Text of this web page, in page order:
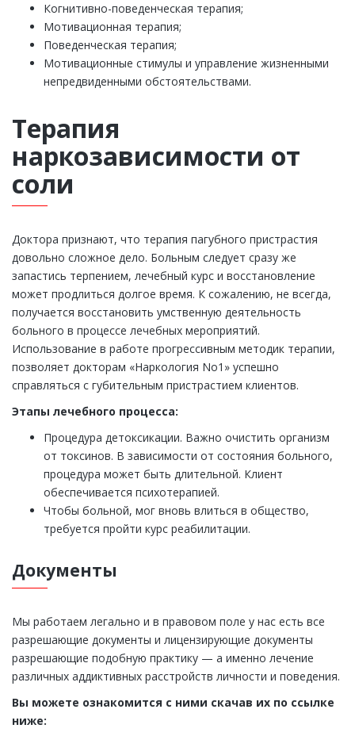
Когнитивно-поведенческая терапия;
Мотивационная терапия;
Поведенческая терапия;
Мотивационные стимулы и управление жизненными
непредвиденными обстоятельствами.
Терапия
наркозависимости от
соли
Доктора признают, что терапия пагубного пристрастия
довольно сложное дело. Больным следует сразу же
запастись терпением, лечебный курс и восстановление
может продлиться долгое время. К сожалению, не всегда,
получается восстановить умственную деятельность
больного в процессе лечебных мероприятий.
Использование в работе прогрессивным методик терапии,
позволяет докторам «Наркология No1» успешно
справляться с губительным пристрастием клиентов.
Этапы лечебного процесса:
Процедура детоксикации. Важно очистить организм
от токсинов. В зависимости от состояния больного,
процедура может быть длительной. Клиент
обеспечивается психотерапией.
Чтобы больной, мог вновь влиться в общество,
требуется пройти курс реабилитации.
Документы
Мы работаем легально и в правовом поле у нас есть все
разрешающие документы и лицензирующие документы
разрешающие подобную практику — а именно лечение
различных аддиктивных расстройств личности и поведения.
Вы можете ознакомится с ними скачав их по ссылке
ниже: